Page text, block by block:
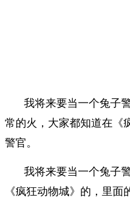
我将来要当一个兔子
常的火，大家都知道在《
警官。
我将来要当一个兔子
《疯狂动物城》的，里